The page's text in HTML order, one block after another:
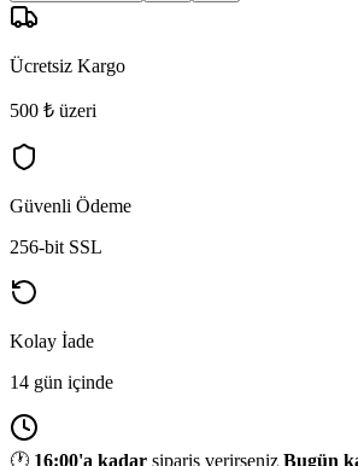
Ücretsiz Kargo
500 ₺ üzeri
Güvenli Ödeme
256-bit SSL
Kolay İade
14 gün içinde
🕐 16:00'a kadar sipariş verirseniz Bugün